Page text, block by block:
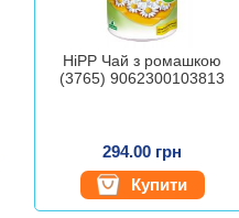
HiPP Чай з ромашкою
(3765) 9062300103813
294.00 грн
Купити